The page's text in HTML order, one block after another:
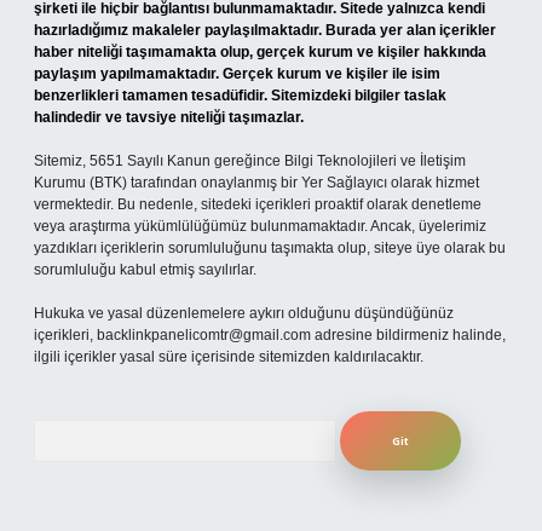
şirketi ile hiçbir bağlantısı bulunmamaktadır. Sitede yalnızca kendi
hazırladığımız makaleler paylaşılmaktadır. Burada yer alan içerikler
haber niteliği taşımamakta olup, gerçek kurum ve kişiler hakkında
paylaşım yapılmamaktadır. Gerçek kurum ve kişiler ile isim
benzerlikleri tamamen tesadüfidir. Sitemizdeki bilgiler taslak
halindedir ve tavsiye niteliği taşımazlar.
Sitemiz, 5651 Sayılı Kanun gereğince Bilgi Teknolojileri ve İletişim
Kurumu (BTK) tarafından onaylanmış bir Yer Sağlayıcı olarak hizmet
vermektedir. Bu nedenle, sitedeki içerikleri proaktif olarak denetleme
veya araştırma yükümlülüğümüz bulunmamaktadır. Ancak, üyelerimiz
yazdıkları içeriklerin sorumluluğunu taşımakta olup, siteye üye olarak bu
sorumluluğu kabul etmiş sayılırlar.
Hukuka ve yasal düzenlemelere aykırı olduğunu düşündüğünüz
içerikleri, backlinkpanelicomtr@gmail.com adresine bildirmeniz halinde,
ilgili içerikler yasal süre içerisinde sitemizden kaldırılacaktır.